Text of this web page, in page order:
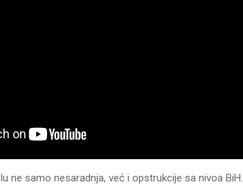
ne samo nesaradnja, već i opstrukcije sa nivoa BiH.